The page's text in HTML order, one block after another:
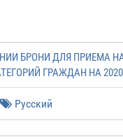
БРОНИ ДЛЯ ПРИЕМА
ГРАЖДАН НА 2020
Русский